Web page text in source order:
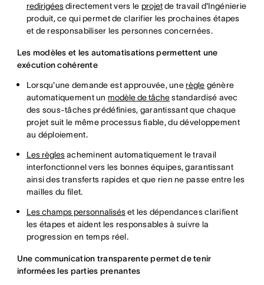
redirigéesdirectement vers le projetde travail d'Ingénierie
produit, ce qui permet de clarifier les prochaines étapes
et de responsabiliser les personnes concernées.
Les modèles et les automatisations permettent une
exécution cohérente
Lorsqu'une demande est approuvée, unerègle génère
automatiquement un modèle de tâchestandardisé avec
des sous-tâches prédéfinies, garantissant que chaque
projet suit le même processus fiable, du développement
au déploiement.
Les règlesacheminent automatiquement le travail
interfonctionnel vers les bonnes équipes, garantissant
ainsi des transferts rapides et que rien ne passe entre les
mailles du filet.
Les champs personnaliséset les dépendances clarifient
les étapes et aident les responsables à suivre la
progression en temps réel.
Une communication transparente permet de tenir
informées les parties prenantes